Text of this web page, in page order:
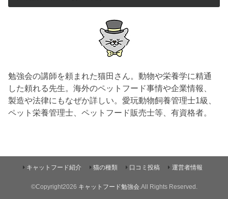
勉強会の講師を頼まれた猫田さん。動物や栄養学に精通
した頼れる先生。海外のペットフード事情や企業情報、
製造や法律にもなぜか詳しい。愛玩動物飼養管理士1級、
ペット栄養管理士、ペットフード販売士等、有資格者。
キャットフード紹介 猫の種類 口コミ投稿 運営者情報
©Copyright2026 キャットフード勉強会.All Rights Reserved.